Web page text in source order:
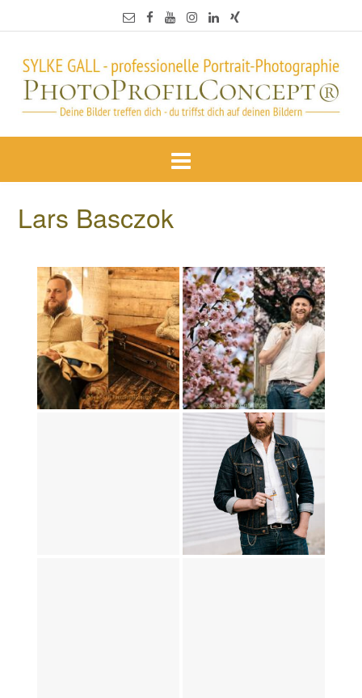
Lars Basczok